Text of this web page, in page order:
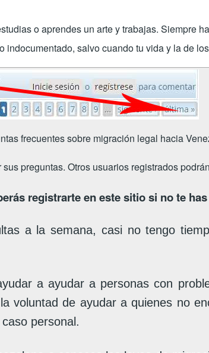
o aprendes un arte y trabajas.
indocumentado, salvo cuando tu vida y la de
frecuentes sobre migración legal hacia
preguntas. Otros usuarios registrados
registrarte en este sitio si no te
a la semana, casi no tengo
a ayudar a personas con
voluntad de ayudar a quienes no
personal.